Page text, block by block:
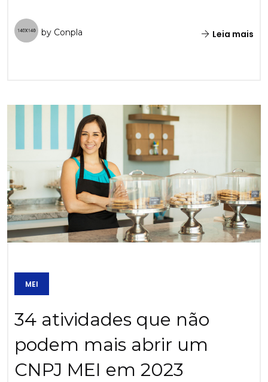
by Conpla Leia mais
MEI
34 atividades que não
podem mais abrir um
CNPJ MEI em 2023